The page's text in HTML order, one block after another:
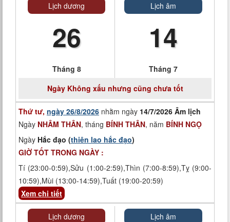
Lịch dương
26
Tháng 8
Lịch âm
14
Tháng 7
NgàyKhông xấu nhưng cũng chưa tốt
Thứ tư, ngày 26/8/2026 nhằm ngày 14/7/2026 Âm lịch
Ngày NHÂM THÂN, tháng BÍNH THÂN, năm BÍNH NGỌ
Ngày Hắc đạo (thiên lao hắc đạo)
GIỜ TỐT TRONG NGÀY :
Tí (23:00-0:59),Sửu (1:00-2:59),Thìn (7:00-8:59),Tỵ (9:00-
10:59),Mùi (13:00-14:59),Tuất (19:00-20:59)
Xem chi tiết
Lịch dương Lịch âm